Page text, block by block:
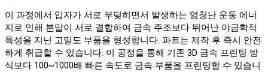
이 과정에서 입자가 서로 부딪히면서 발생하는 엄청난 운동 에너
지로 인해 분말이 서로 결합하여 금속 주조보다 뛰어난 야금학적
특성을 지닌 고밀도 부품을 형성합니다. 파트는 제작 후 즉시 안전
하게 취급할 수 있습니다. 이 공정을 통해 기존 3D 금속 프린팅 방
식보다 100~1000배 빠른 속도로 금속 부품을 프린팅할 수 있습니